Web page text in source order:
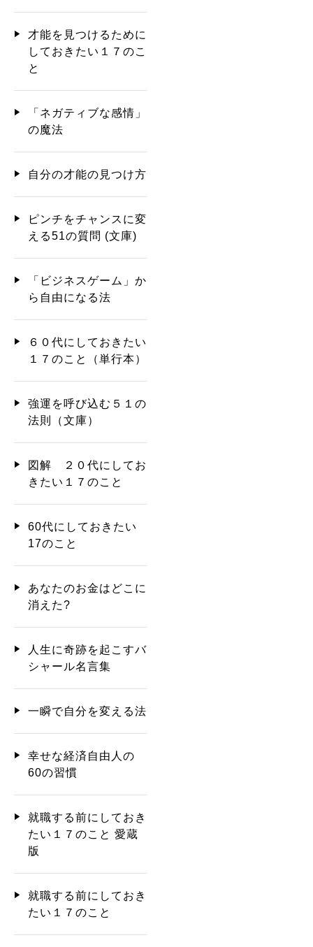
才能を見つけるために
しておきたい１７のこ
と
「ネガティブな感情」
の魔法
自分の才能の見つけ方
ピンチをチャンスに変
える51の質問 (文庫)
「ビジネスゲーム」か
ら自由になる法
６０代にしておきたい
１７のこと（単行本）
強運を呼び込む５１の
法則（文庫）
図解 ２０代にしてお
きたい１７のこと
60代にしておきたい
17のこと
あなたのお金はどこに
消えた?
人生に奇跡を起こすバ
シャール名言集
一瞬で自分を変える法
幸せな経済自由人の
60の習慣
就職する前にしておき
たい１７のこと 愛蔵
版
就職する前にしておき
たい１７のこと